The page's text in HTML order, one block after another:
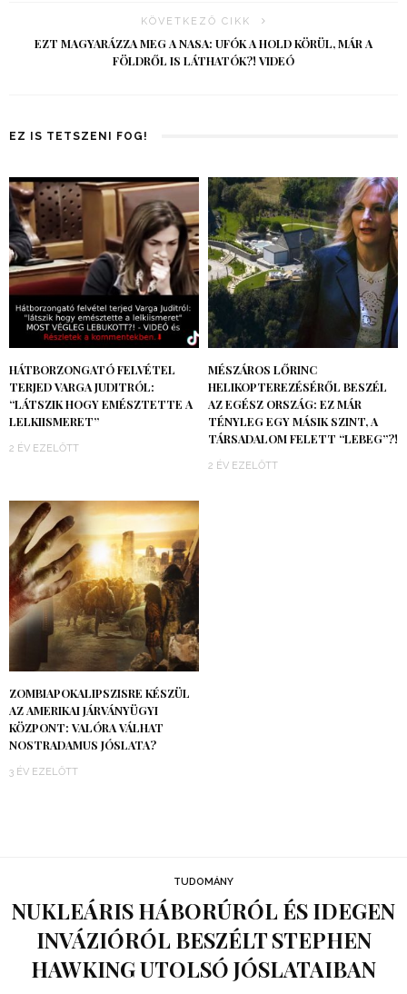
KÖVETKEZŐ CIKK
EZT MAGYARÁZZA MEG A NASA: UFÓK A HOLD KÖRÜL, MÁR A
FÖLDRŐL IS LÁTHATÓK?! VIDEÓ
EZ IS TETSZENI FOG!
HÁTBORZONGATÓ FELVÉTEL
TERJED VARGA JUDITRÓL:
“LÁTSZIK HOGY EMÉSZTETTE A
LELKIISMERET”
2 ÉV EZELŐTT
MÉSZÁROS LŐRINC
HELIKOPTEREZÉSÉRŐL BESZÉL
AZ EGÉSZ ORSZÁG: EZ MÁR
TÉNYLEG EGY MÁSIK SZINT, A
TÁRSADALOM FELETT “LEBEG”?!
2 ÉV EZELŐTT
ZOMBIAPOKALIPSZISRE KÉSZÜL
AZ AMERIKAI JÁRVÁNYÜGYI
KÖZPONT: VALÓRA VÁLHAT
NOSTRADAMUS JÓSLATA?
3 ÉV EZELŐTT
TUDOMÁNY
NUKLEÁRIS HÁBORÚRÓL ÉS IDEGEN
INVÁZIÓRÓL BESZÉLT STEPHEN
HAWKING UTOLSÓ JÓSLATAIBAN